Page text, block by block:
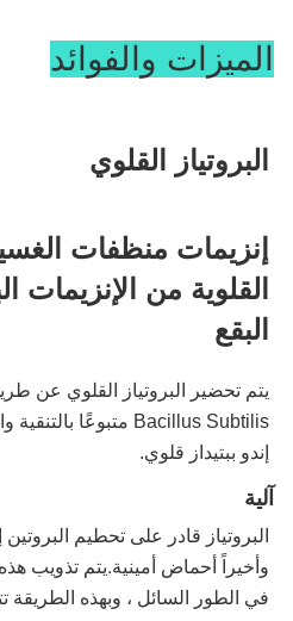
الميزات والفوائد
البروتياز القلوي
البقع
إندو ببتيداز قلوي.
آلية
في الطور السائل ، وبهذه الطريقة